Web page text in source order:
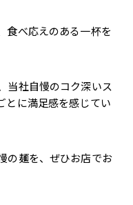
食べ応えのある一杯を
当社自慢のコク深いス
とに満足感を感じてい
の麺を、ぜひお店でお